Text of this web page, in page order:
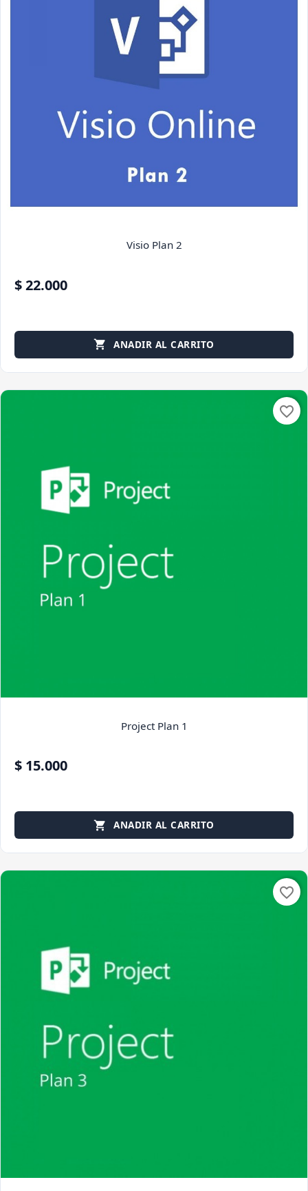
Visio Plan 2
$ 22.000
 ANADIR AL CARRITO
favorite_border
Project Plan 1
$ 15.000
 ANADIR AL CARRITO
favorite_border